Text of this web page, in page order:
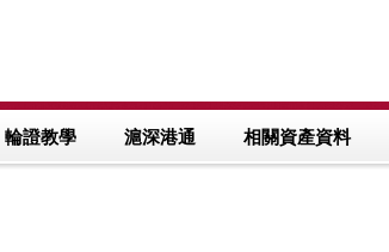
輪證教學 滬深港通 相關資產資料